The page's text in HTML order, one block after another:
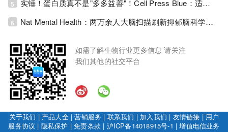
5 实锤！蛋白质真不是"多多益善"！Cell Press Blue：适度限蛋白，反而拉长健康寿命！
6 Nat Mental Health：两万余人大脑扫描刷新抑郁脑科学认知！抑郁不只是情绪病，视觉、运动脑区同步受损！
如需了解生物行业更多信息 请关注
我们其他的社交平台
关于我们 | 产品大全|营销服务 | 联系我们 | 加入我们 | 友情链接 | 用户
服务协议 | 隐私保护 |免责条款 | 沪ICP备14018915号-1 |增值电信业务